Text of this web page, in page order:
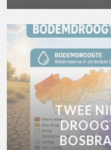
TWEE